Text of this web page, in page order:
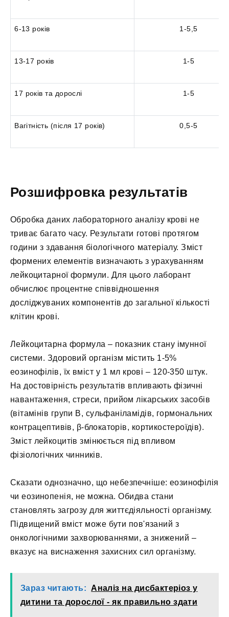
6-13 років 1-5,5
13-17 років 1-5
17 років та дорослі 1-5
Вагітність (після 17 років) 0,5-5
Розшифровка результатів
Обробка даних лабораторного аналізу крові не
триває багато часу. Результати готові протягом
години з здавання біологічного матеріалу. Зміст
формених елементів визначають з урахуванням
лейкоцитарної формули. Для цього лаборант
обчислює процентне співвідношення
досліджуваних компонентів до загальної кількості
клітин крові.
Лейкоцитарна формула – показник стану імунної
системи. Здоровий організм містить 1-5%
еозинофілів, їх вміст у 1 мл крові – 120-350 штук.
На достовірність результатів впливають фізичні
навантаження, стреси, прийом лікарських засобів
(вітамінів групи В, сульфаніламідів, гормональних
контрацептивів, β-блокаторів, кортикостероїдів).
Зміст лейкоцитів змінюється під впливом
фізіологічних чинників.
Сказати однозначно, що небезпечніше: еозинофілія
чи еозинопенія, не можна. Обидва стани
становлять загрозу для життєдіяльності організму.
Підвищений вміст може бути пов'язаний з
онкологічними захворюваннями, а знижений –
вказує на виснаження захисних сил організму.
Зараз читають:
Аналіз на дисбактеріоз у
дитини та дорослої - як правильно здати